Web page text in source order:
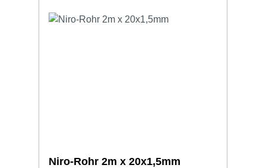
Niro-Rohr 2m x 20x1,5mm